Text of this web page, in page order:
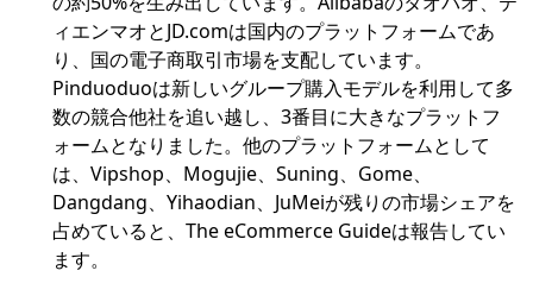
ィエンマオとJD.comは国内のプラットフォームであ
り、国の電子商取引市場を支配しています。
Pinduoduoは新しいグループ購入モデルを利用して多
数の競合他社を追い越し、3番目に大きなプラットフ
ォームとなりました。他のプラットフォームとして
は、Vipshop、Mogujie、Suning、Gome、
Dangdang、Yihaodian、JuMeiが残りの市場シェアを
占めていると、The eCommerce Guideは報告してい
ます。